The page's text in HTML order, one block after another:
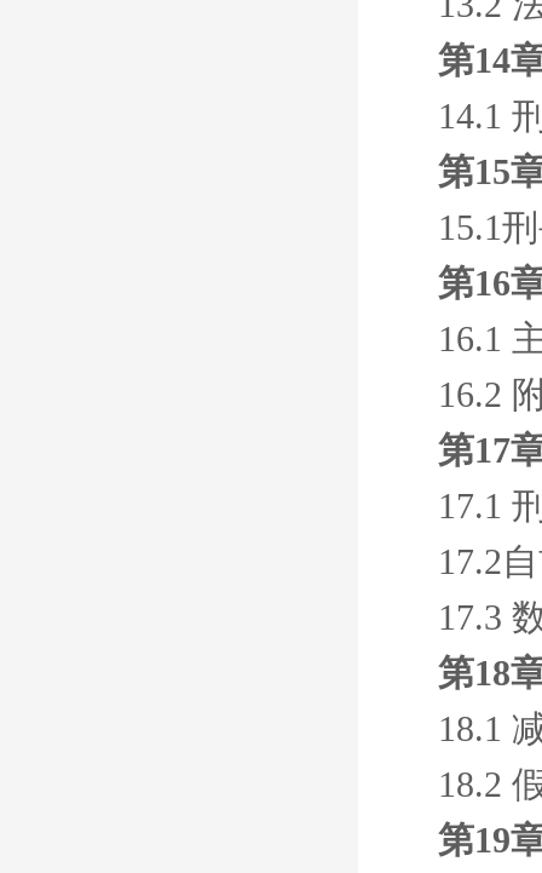
第14
14.1
第15
15.1
第16
16.1
16.2
第17
17.1
17.2
17.3
第18
18.1
18.2
第19